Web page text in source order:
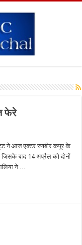
फेरे
ने आज एक्टर रणबीर कपूर के
बाद 14 अप्रैल को दोनों
ने …